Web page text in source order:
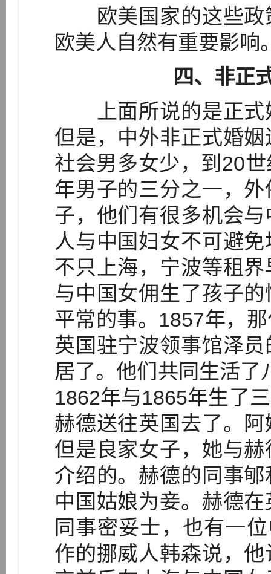
欧美国家的这些政
欧美人自然有重要影响
四、非正
上面所说的是正式
但是，中外非正式婚
社会男多女少，到20
年男子的三分之一，
子，他们有很多机会
人与中国妇女不可避
不只上海，宁波等租
与中国女佣生了孩子
平常的事。1857年，
英国驻宁波领事馆泽
居了。他们共同生活了
1862年与1865年生了
赫德送往英国去了。
但是良家女子，她与
介绍的。赫德的同事
中国姑娘为妾。赫德
同事密妥士，也有一
作的挪威人韩森说，